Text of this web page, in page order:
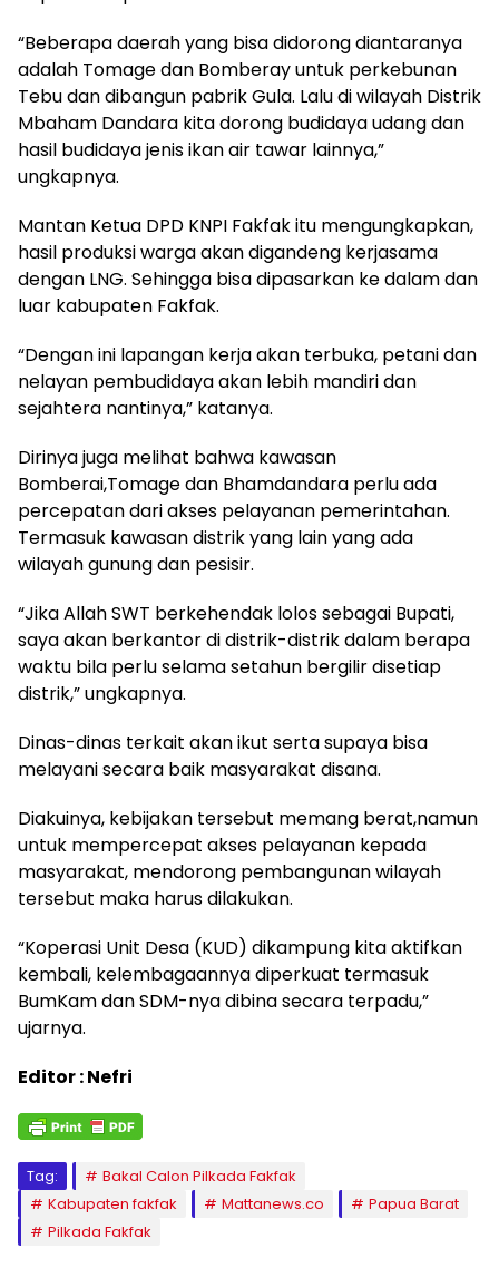
“Beberapa daerah yang bisa didorong diantaranya
adalah Tomage dan Bomberay untuk perkebunan
Tebu dan dibangun pabrik Gula. Lalu di wilayah Distrik
Mbaham Dandara kita dorong budidaya udang dan
hasil budidaya jenis ikan air tawar lainnya,”
ungkapnya.
Mantan Ketua DPD KNPI Fakfak itu mengungkapkan,
hasil produksi warga akan digandeng kerjasama
dengan LNG. Sehingga bisa dipasarkan ke dalam dan
luar kabupaten Fakfak.
“Dengan ini lapangan kerja akan terbuka, petani dan
nelayan pembudidaya akan lebih mandiri dan
sejahtera nantinya,” katanya.
Dirinya juga melihat bahwa kawasan
Bomberai,Tomage dan Bhamdandara perlu ada
percepatan dari akses pelayanan pemerintahan.
Termasuk kawasan distrik yang lain yang ada
wilayah gunung dan pesisir.
“Jika Allah SWT berkehendak lolos sebagai Bupati,
saya akan berkantor di distrik-distrik dalam berapa
waktu bila perlu selama setahun bergilir disetiap
distrik,” ungkapnya.
Dinas-dinas terkait akan ikut serta supaya bisa
melayani secara baik masyarakat disana.
Diakuinya, kebijakan tersebut memang berat,namun
untuk mempercepat akses pelayanan kepada
masyarakat, mendorong pembangunan wilayah
tersebut maka harus dilakukan.
“Koperasi Unit Desa (KUD) dikampung kita aktifkan
kembali, kelembagaannya diperkuat termasuk
BumKam dan SDM-nya dibina secara terpadu,”
ujarnya.
Editor : Nefri
Tag:
Bakal Calon Pilkada Fakfak
Kabupaten fakfak
Mattanews.co
Papua Barat
Pilkada Fakfak